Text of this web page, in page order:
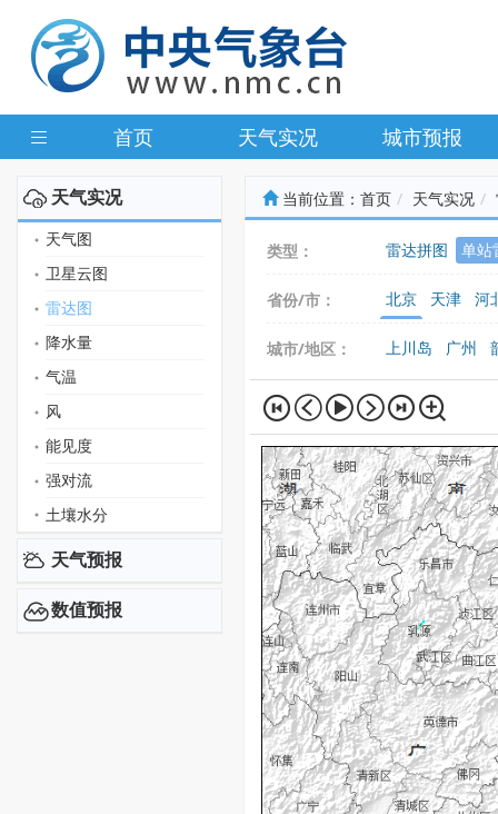
首页 天气实况 城市预报
天气实况
天气图
卫星云图
雷达图
降水量
气温
风
能见度
强对流
土壤水分
天气预报
数值预报
当前位置： 首页 天气实况
类型： 雷达拼图 单站
省份/市： 北京 天津
河
城市/地区：
上川岛 广州